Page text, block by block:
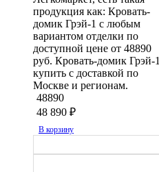
продукция как: Кровать-
домик Грэй-1 с любым
вариантом отделки по
доступной цене от 48890
руб. Кровать-домик Грэй-1
купить с доставкой по
Москве и регионам.
48890
48 890 ₽
В корзину